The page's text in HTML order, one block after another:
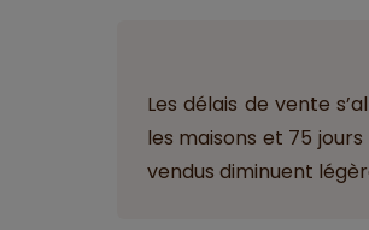
Les délais de vente
les maisons et 75
vendus diminuent